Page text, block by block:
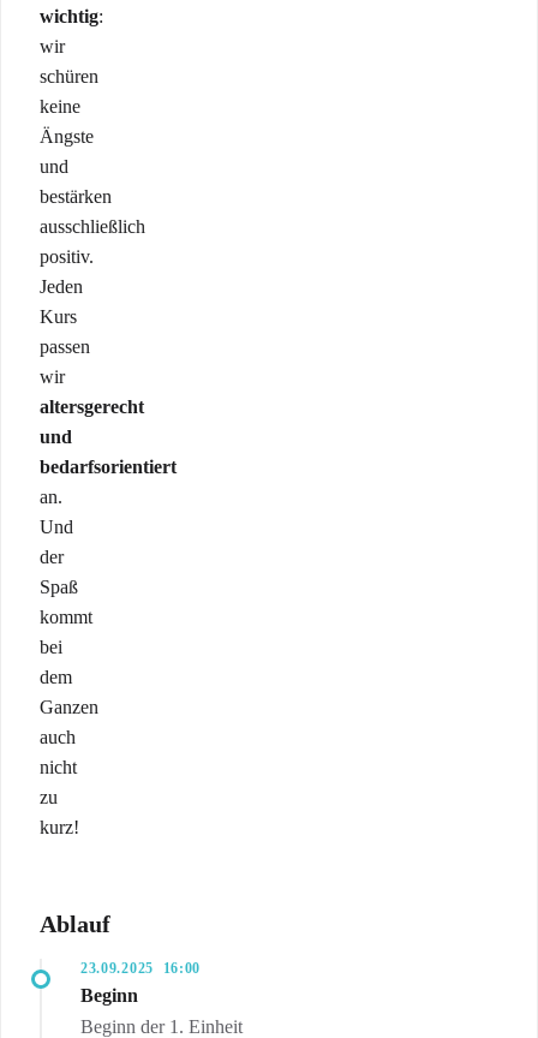
wichtig:
wir
schüren
keine
Ängste
und
bestärken
ausschließlich
positiv.
Jeden
Kurs
passen
wir
altersgerecht
und
bedarfsorientiert
an.
Und
der
Spaß
kommt
bei
dem
Ganzen
auch
nicht
zu
kurz!
Ablauf
23.09.2025 16:00
Beginn
Beginn der 1. Einheit